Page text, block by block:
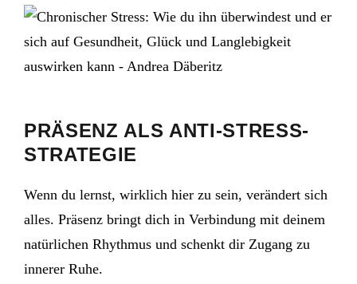
PRÄSENZ ALS ANTI-STRESS-
STRATEGIE
Wenn du lernst, wirklich hier zu sein, verändert sich
alles. Präsenz bringt dich in Verbindung mit deinem
natürlichen Rhythmus und schenkt dir Zugang zu
innerer Ruhe.